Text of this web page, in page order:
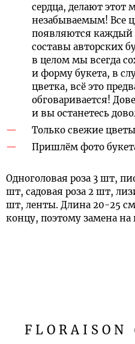
сердца, делают
незабываемым! Все
появляются каждый
составы авторских
в целом мы всегда
и форму букета, в
цветка, всё это
обговаривается!
и вы останетесь
Только свежие
Пришлём фото
Одноголовая роза 3 шт,
шт, садовая роза 2 шт,
шт, ленты. Длина 20-25
концу, поэтому замена